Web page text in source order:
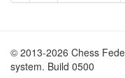
© 2013-2026 Chess
system. Build 0500